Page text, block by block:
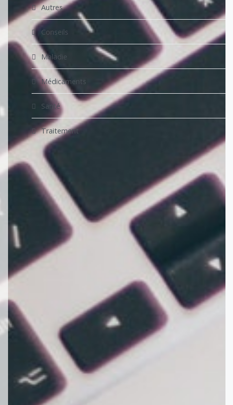
Autres
Conseils
Maladie
Médicaments
Santé
Traitement